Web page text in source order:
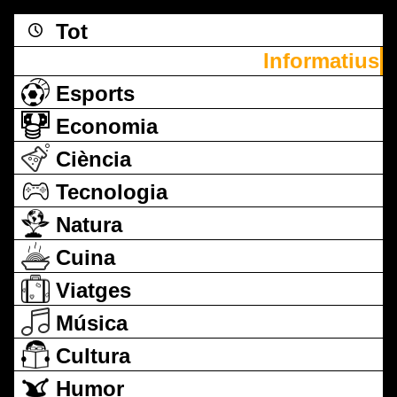
Tot
Informatius
Esports
Economia
Ciència
Tecnologia
Natura
Cuina
Viatges
Música
Cultura
Humor